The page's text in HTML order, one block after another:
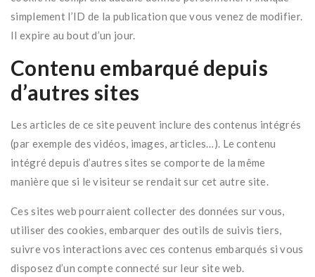
simplement l’ID de la publication que vous venez de modifier.
Il expire au bout d’un jour.
Contenu embarqué depuis
d’autres sites
Les articles de ce site peuvent inclure des contenus intégrés
(par exemple des vidéos, images, articles…). Le contenu
intégré depuis d’autres sites se comporte de la même
manière que si le visiteur se rendait sur cet autre site.
Ces sites web pourraient collecter des données sur vous,
utiliser des cookies, embarquer des outils de suivis tiers,
suivre vos interactions avec ces contenus embarqués si vous
disposez d’un compte connecté sur leur site web.